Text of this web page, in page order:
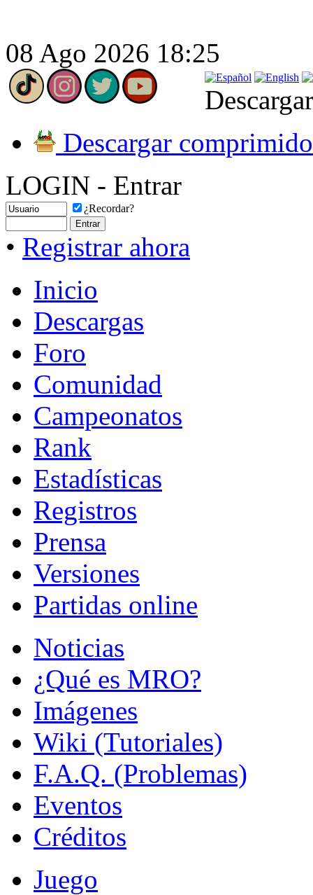
08 Ago 2026 18:25
Descargar
LOGIN - Entrar
¿Recordar?
• Registrar ahora
Inicio
Descargas
Foro
Comunidad
Campeonatos
Rank
Estadísticas
Registros
Prensa
Versiones
Partidas online
Noticias
¿Qué es MRO?
Imágenes
Wiki (Tutoriales)
F.A.Q. (Problemas)
Eventos
Créditos
Juego